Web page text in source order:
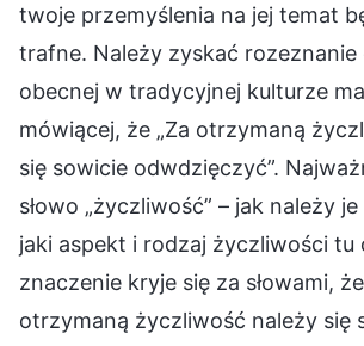
twoje przemyślenia na jej temat
trafne. Należy zyskać rozeznanie
obecnej w tradycyjnej kulturze
mówiącej, że „Za otrzymaną
się sowicie odwdzięczyć”.
słowo „życzliwość” – jak należy
jaki aspekt i rodzaj życzliwości tu
znaczenie kryje się za słowami, że
otrzymaną życzliwość należy się